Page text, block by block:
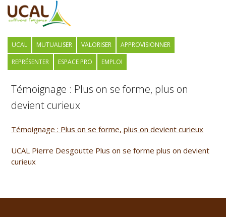
UCAL MUTUALISER VALORISER
APPROVISIONNER
REPRÉSENTER
ESPACE PRO EMPLOI
Témoignage : Plus on se forme, plus on
devient curieux
Témoignage : Plus on se forme, plus on devient curieux
UCAL Pierre Desgoutte Plus on se forme plus on devient
curieux